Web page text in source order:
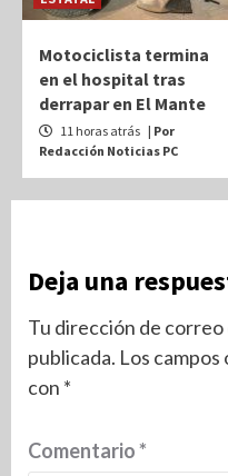
Motociclista termina
en el hospital tras
derrapar en El Mante
11 horas atrás | Por
Redacción Noticias PC
Deja una
Tu dirección de
publicada. Los
con *
Comentario*